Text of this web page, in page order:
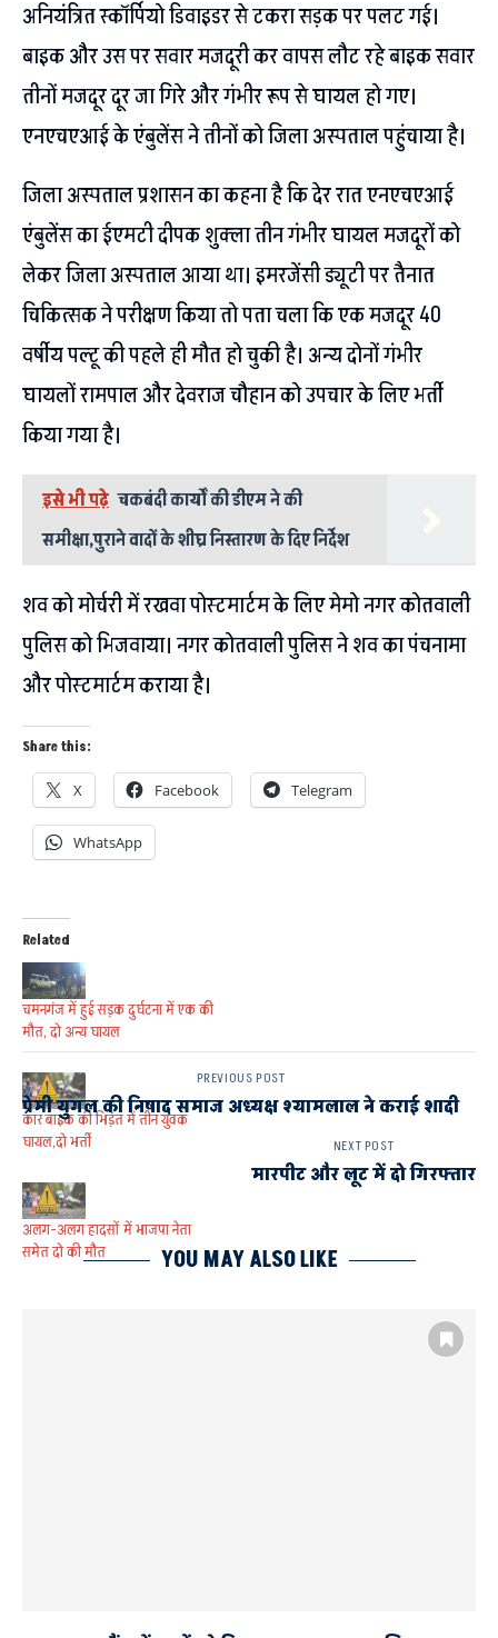
अनियंत्रित स्कॉर्पियो डिवाइडर से टकरा सड़क पर पलट गई।
बाइक और उस पर सवार मजदूरी कर वापस लौट रहे बाइक सवार
तीनों मजदूर दूर जा गिरे और गंभीर रूप से घायल हो गए।
एनएचएआई के एंबुलेंस ने तीनों को जिला अस्पताल पहुंचाया है।
जिला अस्पताल प्रशासन का कहना है कि देर रात एनएचएआई
एंबुलेंस का ईएमटी दीपक शुक्ला तीन गंभीर घायल मजदूरों को
लेकर जिला अस्पताल आया था। इमरजेंसी ड्यूटी पर तैनात
चिकित्सक ने परीक्षण किया तो पता चला कि एक मजदूर 40
वर्षीय पल्टू की पहले ही मौत हो चुकी है। अन्य दोनों गंभीर
घायलों रामपाल और देवराज चौहान को उपचार के लिए भर्ती
किया गया है।
इसे भी पढ़े चकबंदी कार्यों की डीएम ने की
समीक्षा,पुराने वादों के शीघ्र निस्तारण के दिए निर्देश
शव को मोर्चरी में रखवा पोस्टमार्टम के लिए मेमो नगर कोतवाली
पुलिस को भिजवाया। नगर कोतवाली पुलिस ने शव का पंचनामा
और पोस्टमार्टम कराया है।
Share this:
X Facebook Telegram
WhatsApp
Related
चमनगंज में हुई सड़क दुर्घटना में एक की
मौत, दो अन्य घायल
कार बाइक की भिड़ंत में तीन युवक
घायल,दो भर्ती
अलग-अलग हादसों में भाजपा नेता
समेत दो की मौत
PREVIOUS POST
प्रेमी युगल की निषाद समाज अध्यक्ष श्यामलाल ने कराई शादी
NEXT POST
मारपीट और लूट में दो गिरफ्तार
YOU MAY ALSO LIKE